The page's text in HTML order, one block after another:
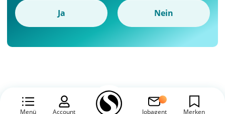
Menü Account Jobagent Merken
Ja Nein